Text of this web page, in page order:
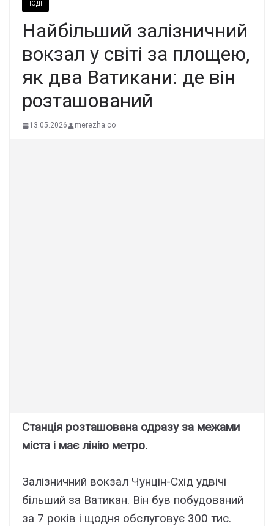
ПОДІЇ
Найбільший залізничний
вокзал у світі за площею,
як два Ватикани: де він
розташований
13.05.2026 merezha.co
Станція розташована одразу за межами
міста і має лінію метро.
Залізничний вокзал Чунцін-Схід удвічі
більший за Ватикан. Він був побудований
за 7 років і щодня обслуговує 300 тис.